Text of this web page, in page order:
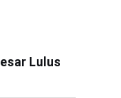
Lulus